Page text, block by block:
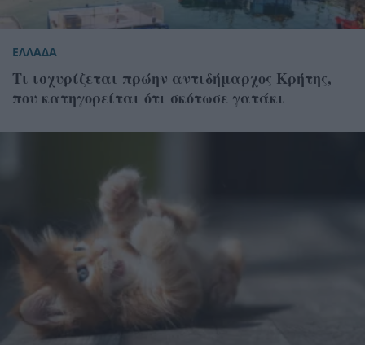
ΕΛΛΑΔΑ
Τι ισχυρίζεται πρώην αντιδήμαρχος Κρήτης,
που κατηγορείται ότι σκότωσε γατάκι